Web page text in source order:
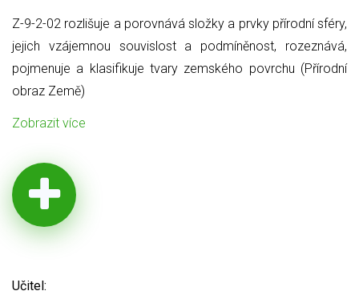
Z-9-2-02 rozlišuje a porovnává složky a prvky přírodní sféry,
jejich vzájemnou souvislost a podmíněnost, rozeznává,
pojmenuje a klasifikuje tvary zemského povrchu (Přírodní
obraz Země)
Zobrazit více
Učitel: